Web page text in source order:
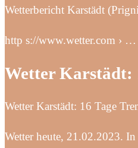
Wetterbericht Karstädt
http s://www.wetter.com › …
Wetter Karstädt:
Wetter Karstädt: 16 Tage
Wetter heute, 21.02.2023.